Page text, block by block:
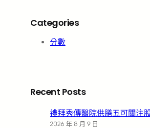
Categories
分數
Recent Posts
禮拜秀傳醫院供膳五可關注
2026 年 8 月 9 日